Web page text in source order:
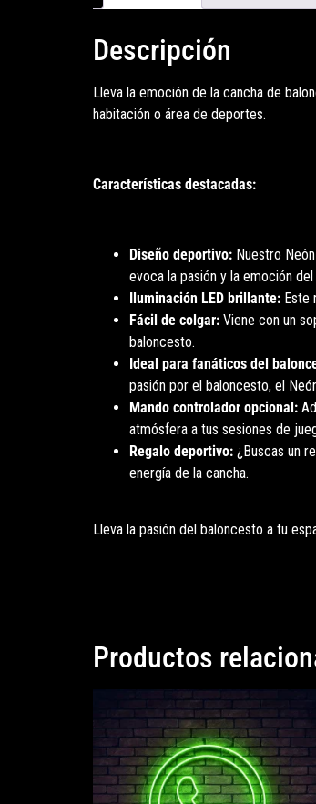
Descripción
Lleva la emoción de la cancha de
habitación o área de deportes.
Características destacadas:
Diseño deportivo: Nuestro
evoca la pasión y la emoción
Iluminación LED brillante: Este
Fácil de colgar: Viene con un
baloncesto.
Ideal para fanáticos del
pasión por el baloncesto, el
Mando controlador opcional:
atmósfera a tus sesiones de
Regalo deportivo: ¿Buscas un
energía de la cancha.
Lleva la pasión del baloncesto a tu
Productos